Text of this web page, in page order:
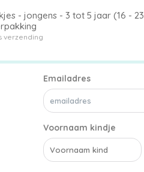
- jongens - 3 tot 5 jaar (16 - 23
verzending
Emailadres
Voornaam kindje